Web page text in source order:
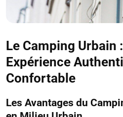
Le Camping Urbain
Expérience
Confortable
Les Avantages du